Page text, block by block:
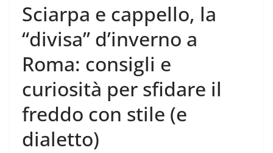
Sciarpa e cappello, la
“divisa” d’inverno a
Roma: consigli e
curiosità per sfidare il
freddo con stile (e
dialetto)